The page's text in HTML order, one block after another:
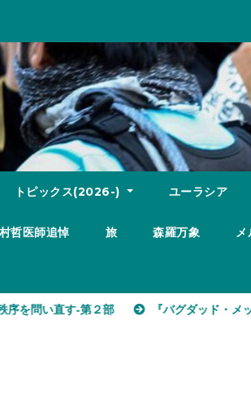
トピックス(2026-) ユーラシア
哲医師追悼 旅 森羅万象 メ
す-第２部 『バグダッド・メッシ』– 戦